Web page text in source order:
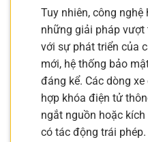
Tuy nhiên, công
những giải pháp vượt
với sự phát triển của
mới, hệ thống bảo
đáng kể. Các dòng
hợp khóa điện tử
ngắt nguồn hoặc
có tác động trái